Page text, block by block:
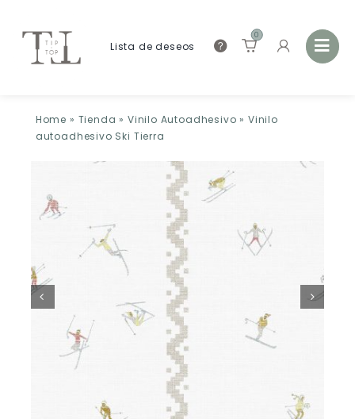
Lista de deseos
0
Home » Tienda » Vinilo Autoadhesivo » Vinilo
autoadhesivo Ski Tierra